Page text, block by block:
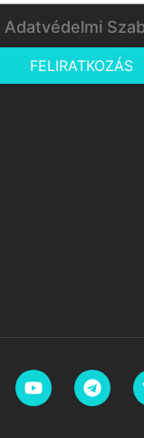
Adatvédelmi
FELIRATKOZÁS